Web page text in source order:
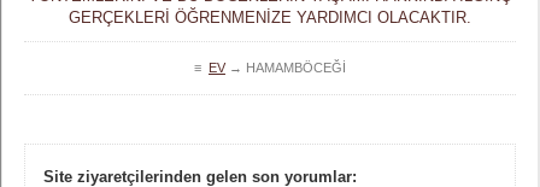
GERÇEKLERI ÖĞRENMENIZE YARDIMCI OLACAKTIR.
≡ EV→ HAMAMBÖCEĞI
Site ziyaretçilerinden gelen son yorumlar: